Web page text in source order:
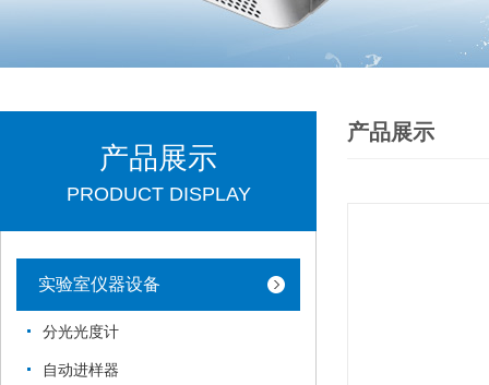
产品展示
PRODUCT DISPLAY
实验室仪器设备
分光光度计
自动进样器
产品展示